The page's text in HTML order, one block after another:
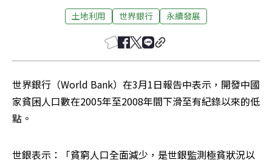
土地利用 世界銀行 永續發展
世界銀行（World Bank）在3月1日報告中表示，開發中國
家貧困人口數在2005年至2008年間下滑至有紀錄以來的低
點。
世銀表示：「貧窮人口全面減少，是世銀監測極貧狀況以